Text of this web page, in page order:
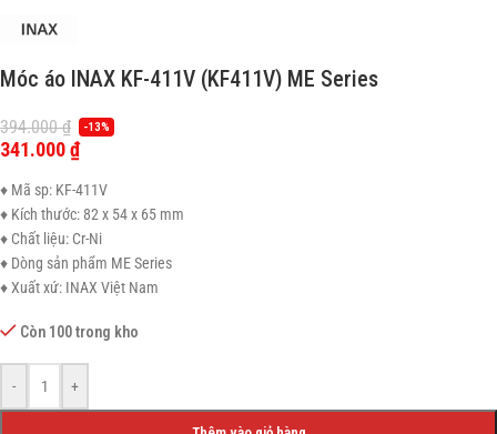
Móc áo INAX KF-411V (KF411V) ME Series
394.000₫ -13%
341.000₫
♦ Mã sp: KF-411V
♦ Kích thước: 82 x 54 x 65 mm
♦ Chất liệu: Cr-Ni
♦ Dòng sản phẩm ME Series
♦ Xuất xứ: INAX Việt Nam
Còn 100 trong kho
- +